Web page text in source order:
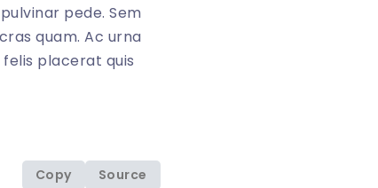
pede. Sem
quam. Ac urna
placerat quis
Copy Source